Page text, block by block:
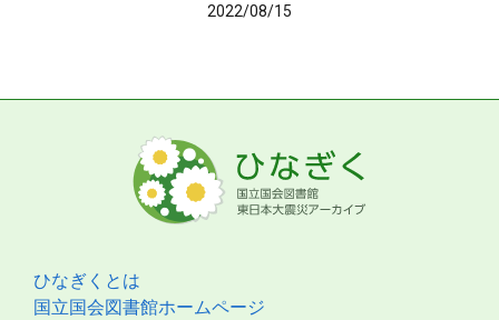
2022/08/15
ひなぎくとは
国立国会図書館ホームページ